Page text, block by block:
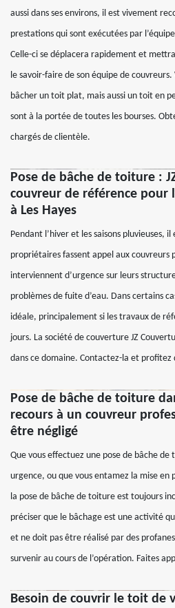
aussi dans ses environs, il est vivement
prestations qui sont exécutées par
Celle-ci se déplacera rapidement et
le savoir-faire de son équipe de couvreurs.
bâcher un toit plat, mais aussi un toit en
sont à la portée de toutes les bourses.
chargés de clientèle.
Pose de bâche de toiture :
couvreur de référence pour
à Les Hayes
Pendant l’hiver et les saisons pluvieuses,
propriétaires fassent appel aux couvreurs
interviennent d’urgence sur leurs
problèmes de fuite d’eau. Dans certains
idéale, principalement si les travaux de
jours. La société de couverture JZ
dans ce domaine. Contactez-la et profitez
Pose de bâche de toiture
recours à un couvreur
être négligé
Que vous effectuez une pose de bâche
urgence, ou que vous entamez la mise en
la pose de bâche de toiture est toujours
préciser que le bâchage est une activité
et ne doit pas être réalisé par des
survenir au cours de l’opération. Faites
Besoin de couvrir le toit de